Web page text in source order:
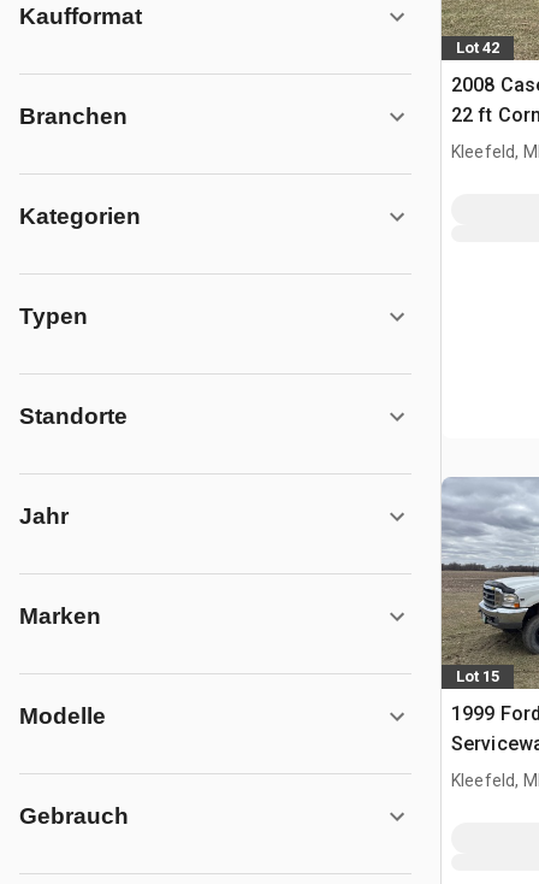
Kaufformat
Branchen
Kategorien
Typen
Standorte
Jahr
Marken
Modelle
Gebrauch
Lot 42
2008
22 ft
Kleefeld,
Lot 15
1999
Kleefeld,